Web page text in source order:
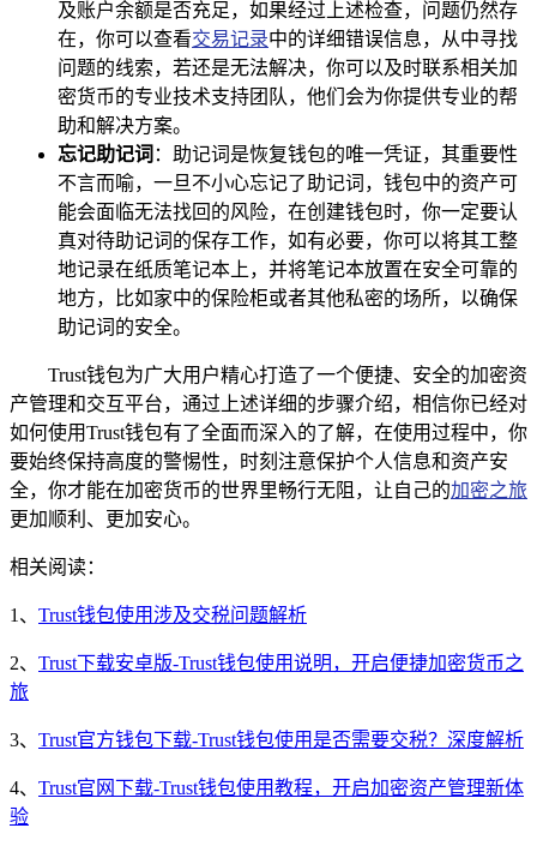
及账户余额是否充足，如果经过上述检查，问题仍然存
在，你可以查看交易记录中的详细错误信息，从中寻找
问题的线索，若还是无法解决，你可以及时联系相关加
密货币的专业技术支持团队，他们会为你提供专业的帮
助和解决方案。
忘记助记词 ：助记词是恢复钱包的唯一凭证，其重要性
不言而喻，一旦不小心忘记了助记词，钱包中的资产可
能会面临无法找回的风险，在创建钱包时，你一定要认
真对待助记词的保存工作，如有必要，你可以将其工整
地记录在纸质笔记本上，并将笔记本放置在安全可靠的
地方，比如家中的保险柜或者其他私密的场所，以确保
助记词的安全。
Trust钱包为广大用户精心打造了一个便捷、安全的加密资
产管理和交互平台，通过上述详细的步骤介绍，相信你已经对
如何使用Trust钱包有了全面而深入的了解，在使用过程中，你
要始终保持高度的警惕性，时刻注意保护个人信息和资产安
全，你才能在加密货币的世界里畅行无阻，让自己的加密之旅
更加顺利、更加安心。
相关阅读：
1、 Trust钱包使用涉及交税问题解析
2、 Trust下载安卓版-Trust钱包使用说明，开启便捷加密货币之
旅
3、 Trust官方钱包下载-Trust钱包使用是否需要交税？深度解析
4、 Trust官网下载-Trust钱包使用教程，开启加密资产管理新体
验